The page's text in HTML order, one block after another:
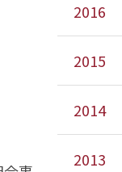
2016
2015
2014
2013